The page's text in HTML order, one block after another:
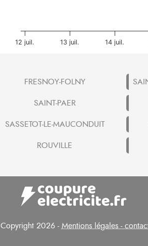
12 juil. 13 juil. 14 juil.
FRESNOY-FOLNY
SAINT-PAER
SASSETOT-LE-MAUCONDUIT
ROUVILLE
Copyright 2026 -Mentions légales -